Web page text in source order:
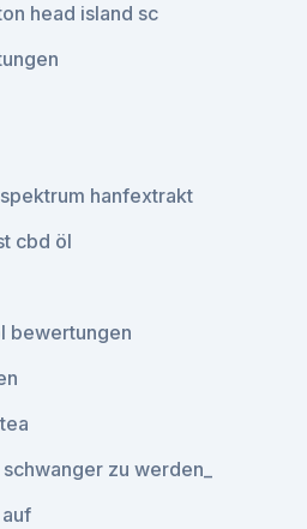
head island sc
hanfextrakt
cbd öl
bewertungen
zu werden_